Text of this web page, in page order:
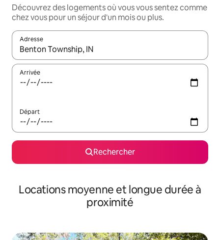
Découvrez des logements où vous vous sentez comme
chez vous pour un séjour d'un mois ou plus.
Adresse
Lorsque les résultats s'affichent, utilisez les flèches vers le
Arrivée
Départ
Rechercher
Locations moyenne et longue durée à
proximité